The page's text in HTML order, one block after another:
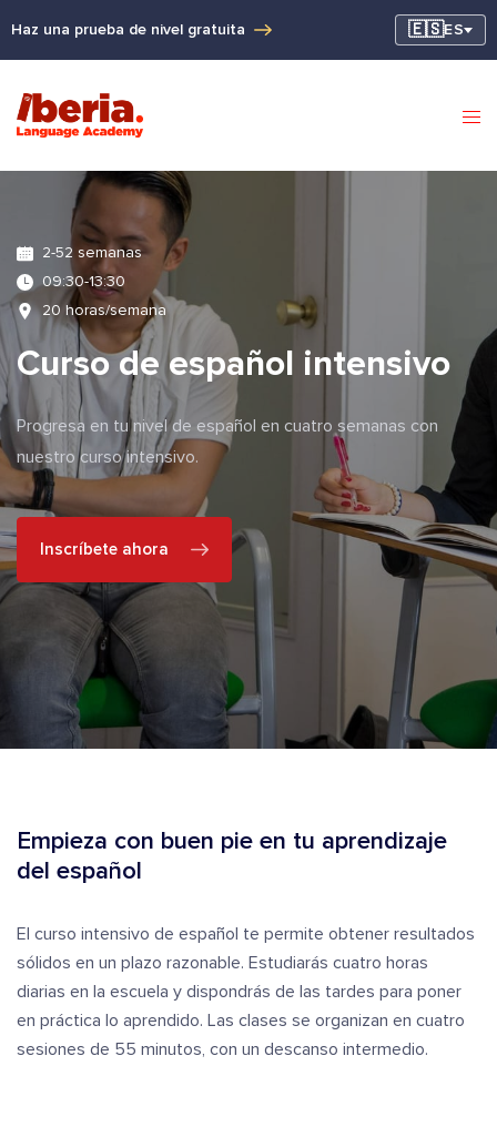
Haz una prueba de nivel gratuita 🇪🇸ES
2-52 semanas
09:30-13:30
20 horas/semana
Curso de español intensivo
Progresa en tu nivel de español en cuatro semanas con
nuestro curso intensivo.
Inscríbete ahora
Empieza con buen pie en tu aprendizaje
del español
El curso intensivo de español te permite obtener resultados
sólidos en un plazo razonable. Estudiarás cuatro horas
diarias en la escuela y dispondrás de las tardes para poner
en práctica lo aprendido. Las clases se organizan en cuatro
sesiones de 55 minutos, con un descanso intermedio.